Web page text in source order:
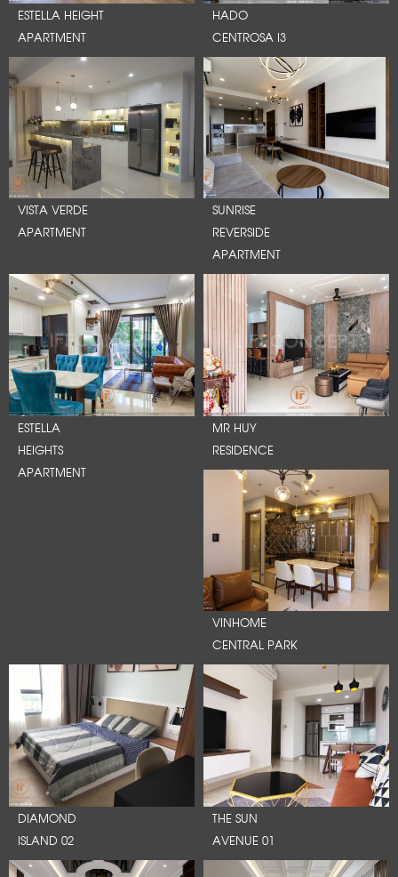
ESTELLA HEIGHT
APARTMENT
HADO
CENTROSA I3
VISTA VERDE
APARTMENT
SUNRISE
REVERSIDE
APARTMENT
ESTELLA
HEIGHTS
APARTMENT
MR HUY
RESIDENCE
VINHOME
CENTRAL PARK
DIAMOND
ISLAND 02
THE SUN
AVENUE 01